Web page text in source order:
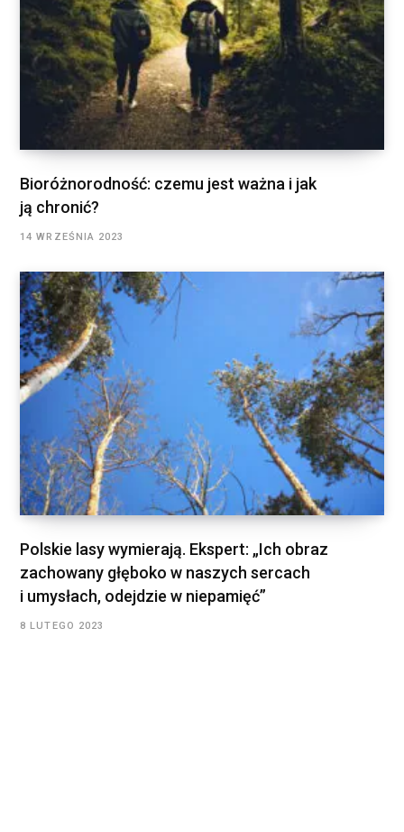
Bioróżnorodność: czemu jest ważna i jak
ją chronić?
14 WRZEŚNIA 2023
Polskie lasy wymierają. Ekspert: „Ich obraz
zachowany głęboko w naszych sercach
i umysłach, odejdzie w niepamięć”
8 LUTEGO 2023